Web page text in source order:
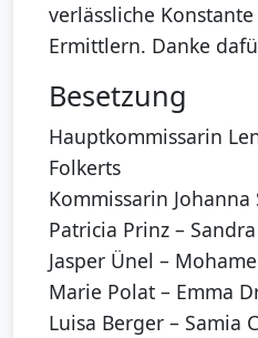
verlässliche
Ermittlern. Danke
Besetzung
Hauptkommissarin
Folkerts
Kommissarin
Patricia Prinz –
Jasper Ünel –
Marie Polat – Emma
Luisa Berger – Samia